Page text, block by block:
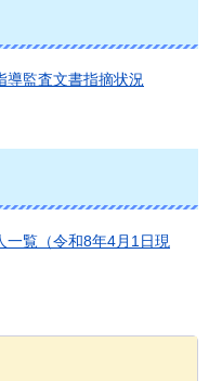
導監査文書指摘状況
一覧（令和8年4月1日現